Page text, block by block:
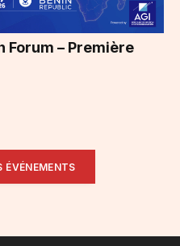
Forum – Première
ÉVÉNEMENTS